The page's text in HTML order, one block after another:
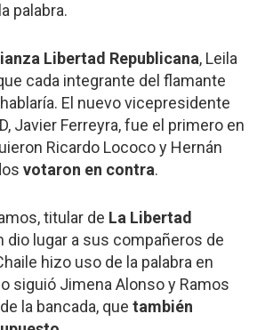
palabra.
Libertad Republicana, Leila
cada integrante del flamante
El nuevo vicepresidente
Javier Ferreyra, fue el primero en
Ricardo Lococo y Hernán
votaron en contra.
titular de La Libertad
dio lugar a sus compañeros de
hizo uso de la palabra en
siguió Jimena Alonso y Ramos
la bancada, quetambién